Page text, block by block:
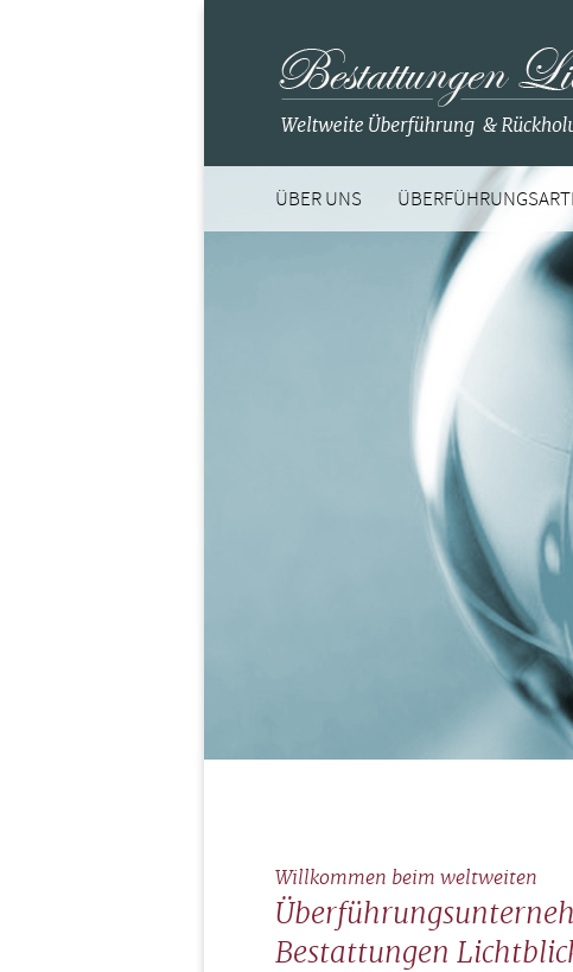
ÜBER UNS
Willkommen beim weltweiten
Bestattungen